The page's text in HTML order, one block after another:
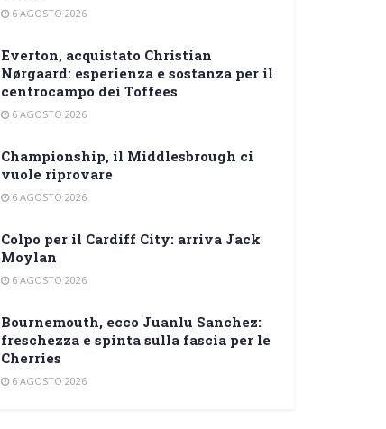
6 AGOSTO 2026
Everton, acquistato Christian
Nørgaard: esperienza e sostanza per il
centrocampo dei Toffees
6 AGOSTO 2026
Championship, il Middlesbrough ci
vuole riprovare
6 AGOSTO 2026
Colpo per il Cardiff City: arriva Jack
Moylan
6 AGOSTO 2026
Bournemouth, ecco Juanlu Sanchez:
freschezza e spinta sulla fascia per le
Cherries
6 AGOSTO 2026